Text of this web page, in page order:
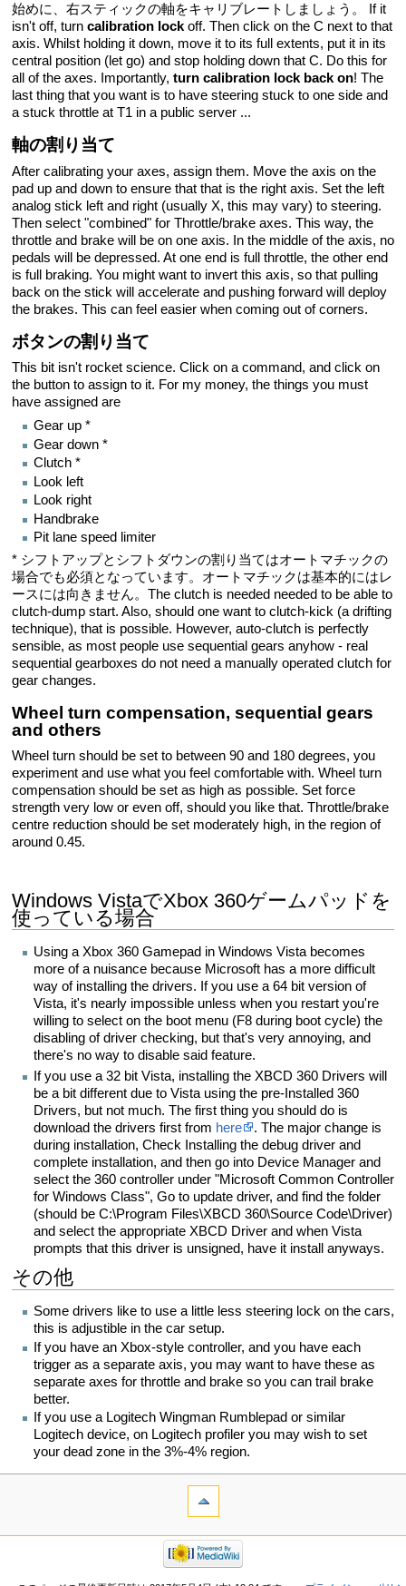
始めに、右スティックの軸をキャリブレートしましょう。 If it
isn't off, turn calibration lockoff. Then click on the C next to that
axis. Whilst holding it down, move it to its full extents, put it in its
central position (let go) and stop holding down that C. Do this for
all of the axes. Importantly, turn calibration lock back on! The
last thing that you want is to have steering stuck to one side and
a stuck throttle at T1 in a public server ...
軸の割り当て
After calibrating your axes, assign them. Move the axis on the
pad up and down to ensure that that is the right axis. Set the left
analog stick left and right (usually X, this may vary) to steering.
Then select "combined" for Throttle/brake axes. This way, the
throttle and brake will be on one axis. In the middle of the axis, no
pedals will be depressed. At one end is full throttle, the other end
is full braking. You might want to invert this axis, so that pulling
back on the stick will accelerate and pushing forward will deploy
the brakes. This can feel easier when coming out of corners.
ボタンの割り当て
This bit isn't rocket science. Click on a command, and click on
the button to assign to it. For my money, the things you must
have assigned are
Gear up *
Gear down *
Clutch *
Look left
Look right
Handbrake
Pit lane speed limiter
* シフトアップとシフトダウンの割り当てはオートマチックの
場合でも必須となっています。オートマチックは基本的にはレ
ースには向きません。The clutch is needed needed to be able to
clutch-dump start. Also, should one want to clutch-kick (a drifting
technique), that is possible. However, auto-clutch is perfectly
sensible, as most people use sequential gears anyhow - real
sequential gearboxes do not need a manually operated clutch for
gear changes.
Wheel turn compensation, sequential gears
and others
Wheel turn should be set to between 90 and 180 degrees, you
experiment and use what you feel comfortable with. Wheel turn
compensation should be set as high as possible. Set force
strength very low or even off, should you like that. Throttle/brake
centre reduction should be set moderately high, in the region of
around 0.45.
Windows VistaでXbox 360ゲームパッドを
使っている場合
Using a Xbox 360 Gamepad in Windows Vista becomes
more of a nuisance because Microsoft has a more difficult
way of installing the drivers. If you use a 64 bit version of
Vista, it's nearly impossible unless when you restart you're
willing to select on the boot menu (F8 during boot cycle) the
disabling of driver checking, but that's very annoying, and
there's no way to disable said feature.
If you use a 32 bit Vista, installing the XBCD 360 Drivers will
be a bit different due to Vista using the pre-Installed 360
Drivers, but not much. The first thing you should do is
download the drivers first from here
. The major change is
during installation, Check Installing the debug driver and
complete installation, and then go into Device Manager and
select the 360 controller under "Microsoft Common Controller
for Windows Class", Go to update driver, and find the folder
(should be C:\Program Files\XBCD 360\Source Code\Driver)
and select the appropriate XBCD Driver and when Vista
prompts that this driver is unsigned, have it install anyways.
その他
Some drivers like to use a little less steering lock on the cars,
this is adjustible in the car setup.
If you have an Xbox-style controller, and you have each
trigger as a separate axis, you may want to have these as
separate axes for throttle and brake so you can trail brake
better.
If you use a Logitech Wingman Rumblepad or similar
Logitech device, on Logitech profiler you may wish to set
your dead zone in the 3%-4% region.